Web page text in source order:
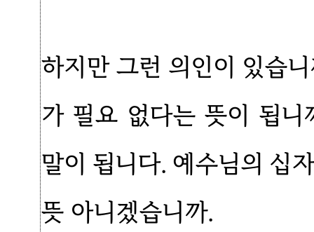
하지만 그런 의인이 있습
가 필요 없다는 뜻이 됩
말이 됩니다. 예수님의 십
뜻 아니겠습니까.